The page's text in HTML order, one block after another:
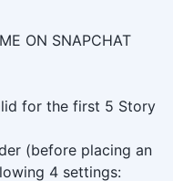
ON SNAPCHAT
for the first 5 Story
(before placing an
4 settings: